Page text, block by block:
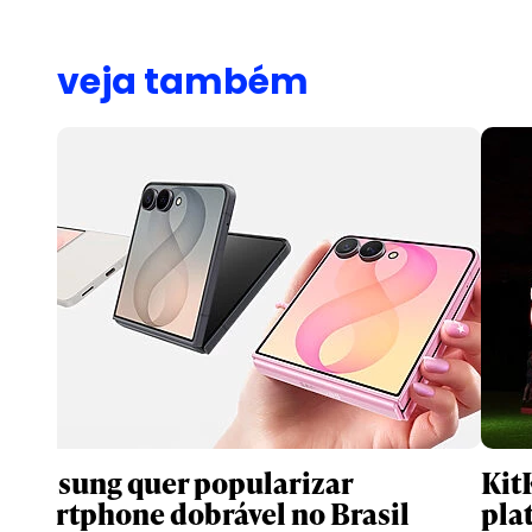
veja também
Samsung quer popularizar
smartphone dobrável no Brasil